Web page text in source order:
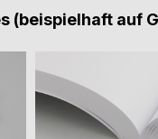
(beispielhaft auf